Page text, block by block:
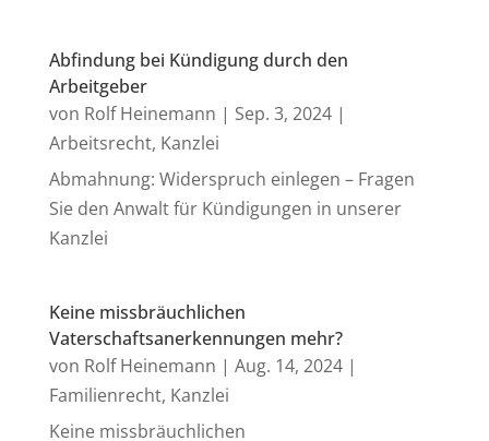
Abfindung bei Kündigung durch den
Arbeitgeber
von Rolf Heinemann | Sep. 3, 2024|
Arbeitsrecht, Kanzlei
Abmahnung: Widerspruch einlegen – Fragen
Sie den Anwalt für Kündigungen in unserer
Kanzlei
Keine missbräuchlichen
Vaterschaftsanerkennungen mehr?
von Rolf Heinemann | Aug. 14, 2024|
Familienrecht, Kanzlei
Keine missbräuchlichen